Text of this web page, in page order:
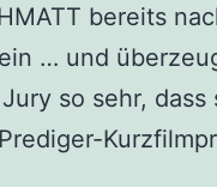
bereits
… und
so sehr, dass